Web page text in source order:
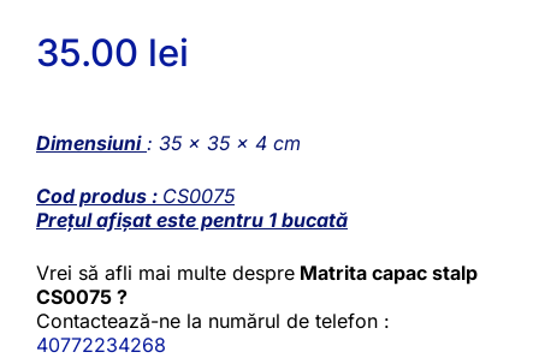
35.00 lei
Dimensiuni : 35 x 35 x 4 cm
Cod produs : CS0075
Prețul afișat este pentru 1 bucată
Vrei să afli mai multe despre Matrita capac stalp
CS0075 ?
Contactează-ne la numărul de telefon :
40772234268